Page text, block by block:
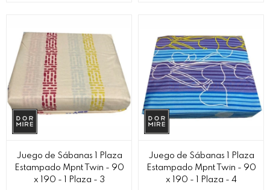
Juego de Sábanas 1 Plaza
Estampado Mpnt Twin - 90
x 190 - 1 Plaza - 3
Juego de Sábanas 1 Plaza
Estampado Mpnt Twin - 90
x 190 - 1 Plaza - 4